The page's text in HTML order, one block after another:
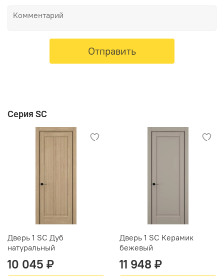
Отправить
Серия SC
Дверь 1 SC Дуб
натуральный
10 045 ₽
Дверь 1 SC Керамик
бежевый
11 948 ₽